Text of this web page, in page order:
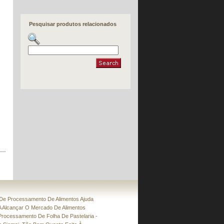
Fritadeira Múltipla Função
Máquina de envase e conformação multiuso
»Série SRPF
Linha de Produção de Rolinho Primavera
»SR-24
Pesquisar produtos relacionados
Processamento De Alimentos Ajuda
Alcançar O Mercado De Alimentos
De Folha De Pastelaria -